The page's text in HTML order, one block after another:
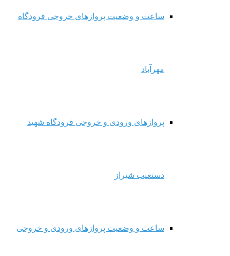
ساعت و وضعیت پروازهای خروجی فرودگاه
مهرآباد
پروازهای ورودی و خروجی فرودگاه شهید
دستغیب شیراز
ساعت و وضعیت پروازهای ورودی و خروجی